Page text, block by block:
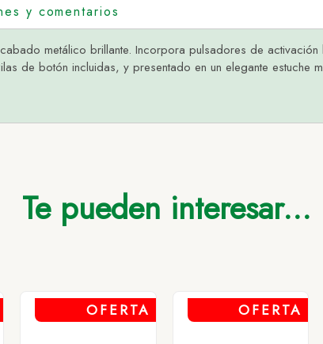
y comentarios
metálico brillante. Incorpora pulsadores de
de botón incluidas, y presentado en un elegante estuche
4,79 4,60 4,37 4,21
Te pueden interesar...
OFERTA OFERTA